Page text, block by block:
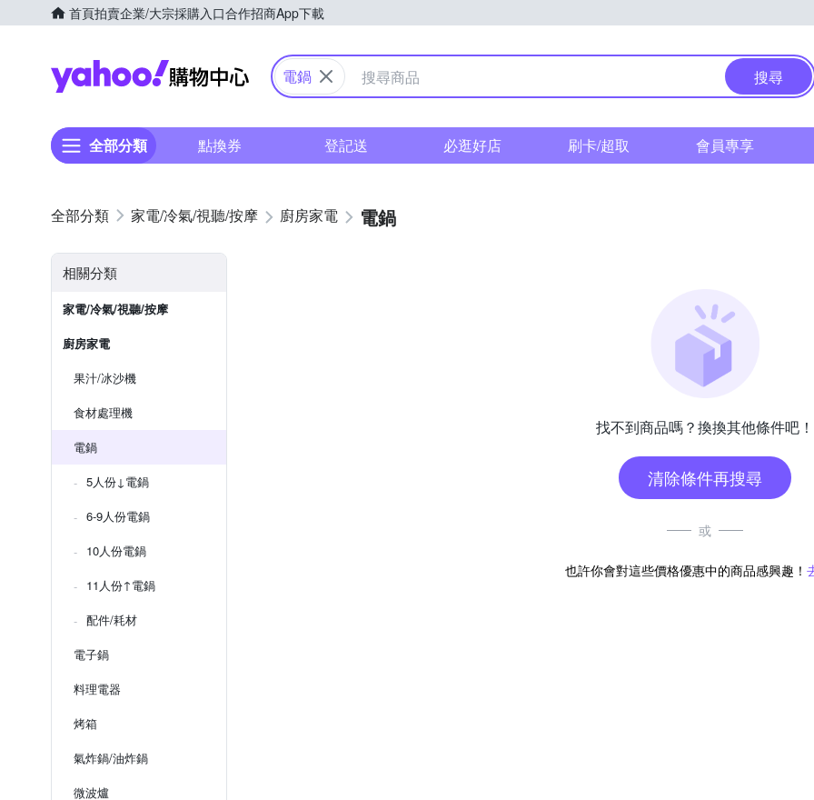
首頁拍賣企業/大宗採購入口合作招商App下載
Yahoo購物中心
電鍋 搜尋
全部分類 點換券 登記送 必逛好店 刷卡/超取 會員專享
家電/冷氣/視聽/按摩 廚房家電 電鍋
相關分類
家電/冷氣/視聽/按摩
廚房家電
果汁/冰沙機
食材處理機
電鍋
5人份↓電鍋
6-9人份電鍋
10人份電鍋
11人份↑電鍋
配件/耗材
電子鍋
料理電器
烤箱
氣炸鍋/油炸鍋
微波爐
找不到商品嗎？換換其他條件吧！
清除條件再搜尋
或
也許你會對這些價格優惠中的商品感興趣！